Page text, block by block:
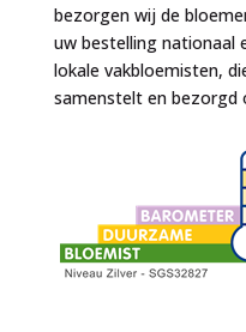
bezorgen wij de
uw bestelling nationaal
lokale vakbloemisten,
samenstelt en bezorgd